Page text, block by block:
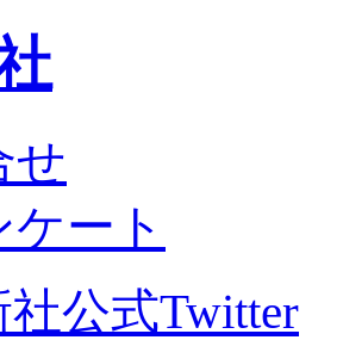
せ
ート
公式Twitter